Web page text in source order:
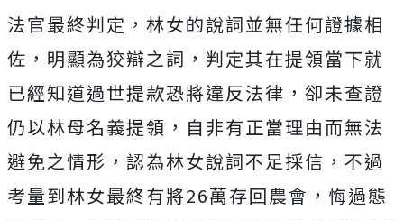
法官最終判定，林女的說詞並無任何證據相
佐，明顯為狡辯之詞，判定其在提領當下就
已經知道過世提款恐將違反法律，卻未查證
仍以林母名義提領，自非有正當理由而無法
避免之情形，認為林女說詞不足採信，不過
考量到林女最終有將26萬存回農會，悔過態